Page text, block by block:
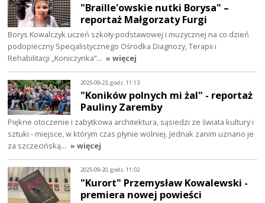
"Braille'owskie nutki Borysa" –
reportaż Małgorzaty Furgi
Borys Kowalczyk uczeń szkoły podstawowej i muzycznej na co dzień
podopieczny Specjalistycznego Ośrodka Diagnozy, Terapii i
Rehabilitacji „Koniczynka”… » więcej
2025-09-23, godz. 11:13
"Koników polnych mi żal" - reportaż
Pauliny Zaremby
Piękne otoczenie i zabytkowa architektura, sąsiedzi ze świata kultury i
sztuki - miejsce, w którym czas płynie wolniej. Jednak zanim uznano je
za szczecińską… » więcej
2025-09-20, godz. 11:02
"Kurort" Przemysław Kowalewski -
premiera nowej powieści